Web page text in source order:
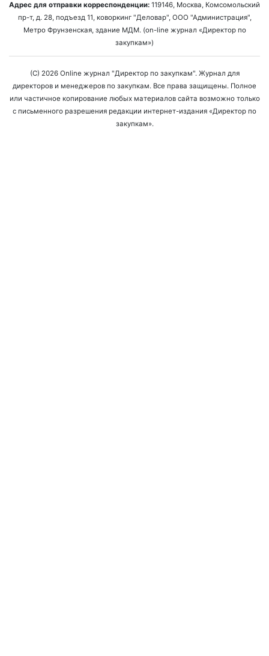
Адрес для отправки корреспонденции: 119146, Москва, Комсомольский
пр-т, д. 28, подъезд 11, коворкинг "Деловар", ООО "Администрация",
Метро Фрунзенская, здание МДМ. (on-line журнал «Директор по
закупкам»)
(C) 2026 Online журнал "Директор по закупкам". Журнал для
директоров и менеджеров по закупкам. Все права защищены. Полное
или частичное копирование любых материалов сайта возможно только
с письменного разрешения редакции интернет-издания «Директор по
закупкам».